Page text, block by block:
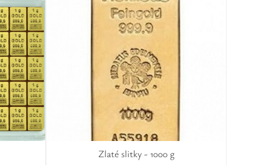
Zlaté slitky - 1000 g